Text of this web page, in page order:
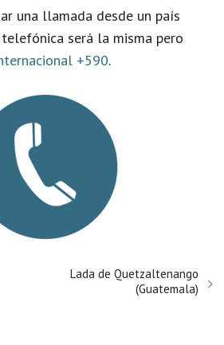
una llamada desde un país
será la misma pero
+590.
Lada de Quetzaltenango
(Guatemala)